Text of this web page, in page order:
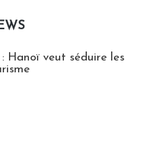
Hanoï veut séduire les